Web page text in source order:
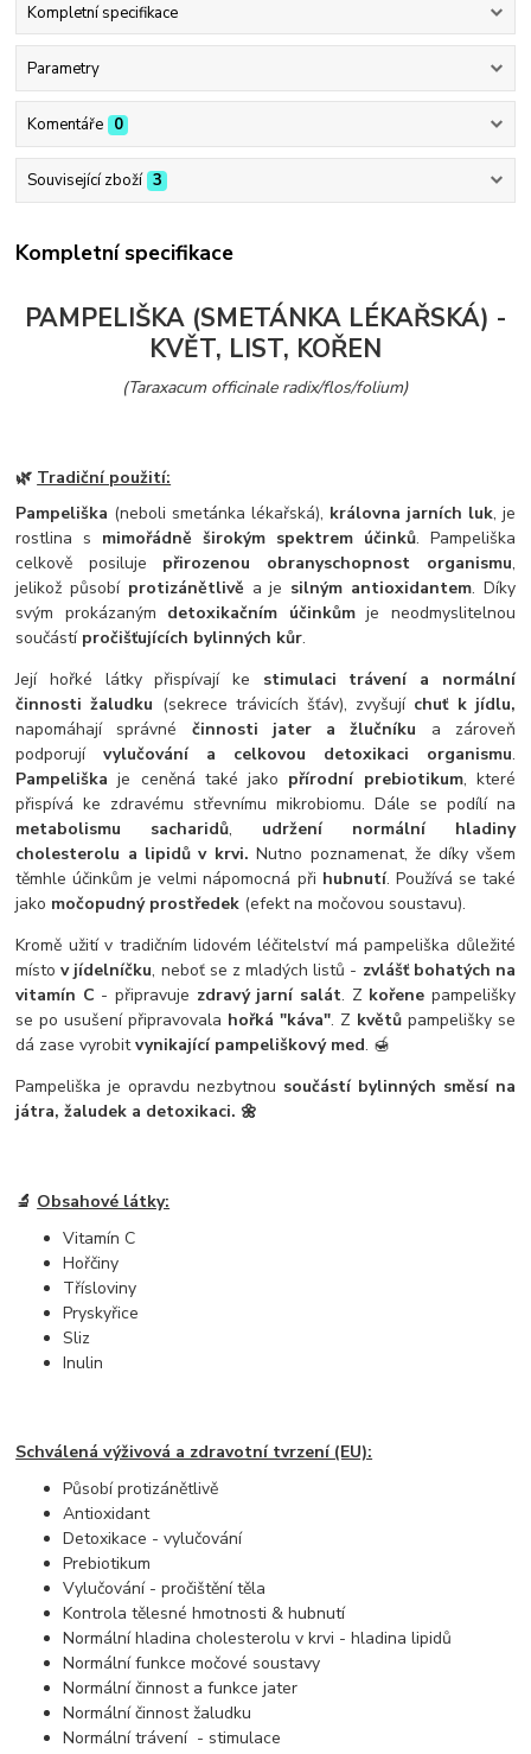
Kompletní specifikace
Parametry
Komentáře 0
Související zboží 3
Kompletní specifikace
PAMPELIŠKA (SMETÁNKA LÉKAŘSKÁ) -
KVĚT, LIST, KOŘEN
(Taraxacum officinale radix/flos/folium)
🌿 Tradiční použití:
Pampeliška (neboli smetánka lékařská), královna jarních luk, je
rostlina s mimořádně širokým spektrem účinků. Pampeliška
celkově posiluje přirozenou obranyschopnost organismu,
jelikož působí protizánětlivě a je silným antioxidantem. Díky
svým prokázaným detoxikačním účinkůmje neodmyslitelnou
součástí pročišťujících bylinných kůr.
Její hořké látky přispívají ke stimulaci trávení a normální
činnosti žaludku (sekrece trávicích šťáv), zvyšují chuť k jídlu,
napomáhají správné činnosti jater a žlučníku a zároveň
podporujívylučování a celkovou detoxikaci organismu.
Pampeliškaje ceněná také jako přírodní prebiotikum, které
přispívá ke zdravému střevnímu mikrobiomu. Dále se podílí na
metabolismu sacharidů, udržení normální hladiny
cholesterolu a lipidů v krvi.Nutno poznamenat, že díky všem
těmhle účinkům je velmi nápomocná při hubnutí. Používá se také
jako močopudný prostředek (efekt na močovou soustavu).
Kromě užití v tradičním lidovém léčitelství má pampeliška důležité
místov jídelníčku, neboť se z mladých listů - zvlášť bohatých na
vitamín C - připravuje zdravý jarní salát. Z kořene pampelišky
se po usušení připravovala hořká "káva". Z květů pampelišky se
dá zase vyrobitvynikající pampeliškový med. 🍯
Pampeliška je opravdu nezbytnou součástí bylinných směsí na
játra, žaludek a detoxikaci. 🌼
🔬 Obsahové látky:
Vitamín C
Hořčiny
Třísloviny
Pryskyřice
Sliz
Inulin
Schválená výživová a zdravotní tvrzení (EU):
Působí protizánětlivě
Antioxidant
Detoxikace - vylučování
Prebiotikum
Vylučování - pročištění těla
Kontrola tělesné hmotnosti & hubnutí
Normální hladina cholesterolu v krvi - hladina lipidů
Normální funkce močové soustavy
Normální činnost a funkce jater
Normální činnost žaludku
Normální trávení - stimulace